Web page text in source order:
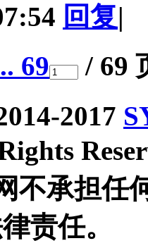
回复|
69 / 69
2017
不承担任
责任。